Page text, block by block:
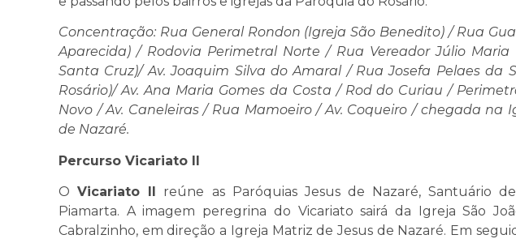
Concentração: Rua General Rondon (Igreja São Benedito) / Rua
Aparecida) / Rodovia Perimetral Norte / Rua Vereador Júlio Maria
Santa Cruz)/ Av. Joaquim Silva do Amaral / Rua Josefa Pelaes da
Rosário)/ Av. Ana Maria Gomes da Costa / Rod do Curiau /
Novo / Av. Caneleiras / Rua Mamoeiro / Av. Coqueiro / chegada na
de Nazaré.
Percurso Vicariato II
OVicariato II reúne as Paróquias Jesus de Nazaré, Santuário
Piamarta. A imagem peregrina do Vicariato sairá da Igreja São
Cabralzinho, em direção a Igreja Matriz de Jesus de Nazaré. Em